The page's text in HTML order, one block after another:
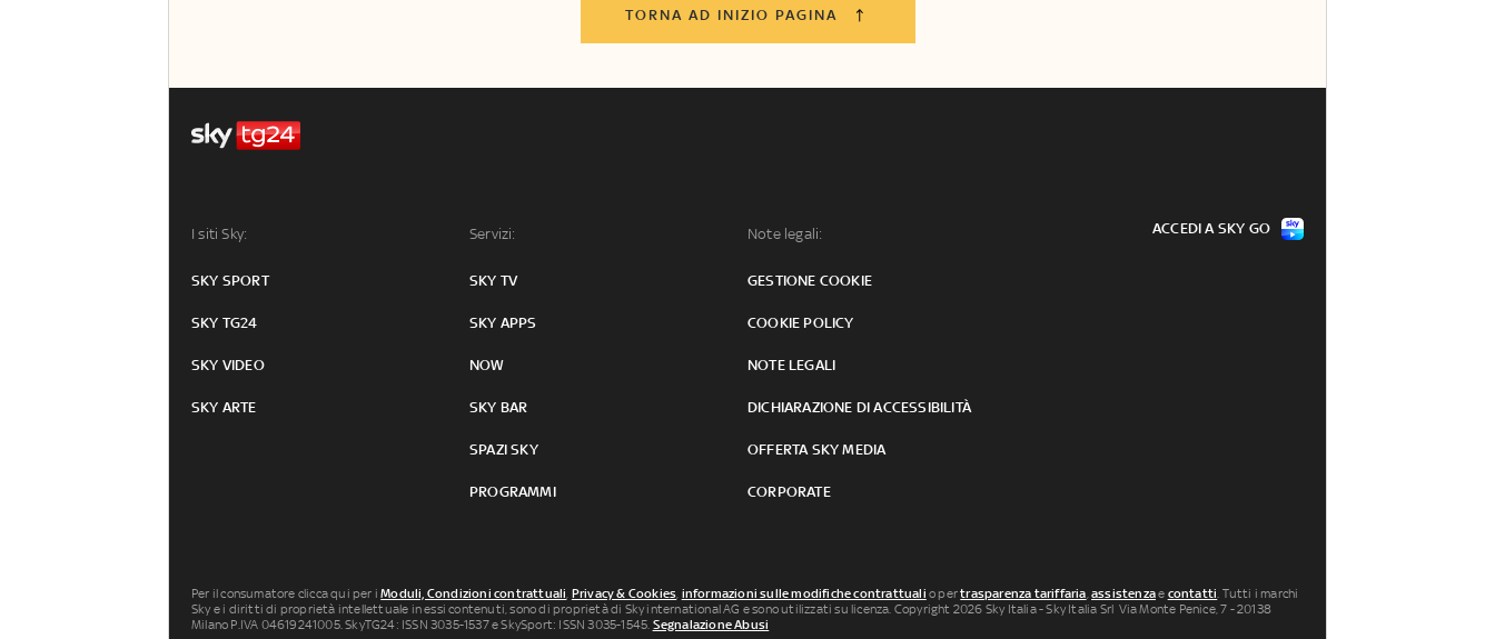
TORNA AD INIZIO PAGINA
I siti Sky:
SKY SPORT
SKY TG24
SKY VIDEO
SKY ARTE
Servizi:
SKY TV
SKY APPS
NOW
SKY BAR
SPAZI SKY
PROGRAMMI
Note legali:
GESTIONE COOKIE
COOKIE POLICY
NOTE LEGALI
DICHIARAZIONE DI ACCESSIBILITÀ
OFFERTA SKY MEDIA
CORPORATE
ACCEDI A SKY GO
Per il consumatore clicca qui per iModuli, Condizioni contrattuali, Privacy & Cookies, informazioni sulle modifiche contrattuali o pertrasparenza tariffaria,assistenzae contatti. Tutti i marchi
Sky e i diritti di proprietà intellettuale in essi contenuti, sono di proprietà di Sky international AG e sono utilizzati su licenza. Copyright 2026 Sky Italia - Sky Italia Srl Via Monte Penice, 7 - 20138
Milano P.IVA 04619241005. SkyTG24: ISSN 3035-1537 e SkySport: ISSN 3035-1545. Segnalazione Abusi